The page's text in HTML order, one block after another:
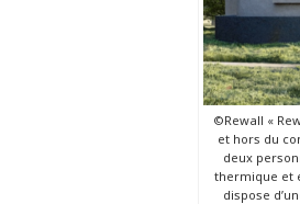
©Rewall «
et hors du
deux
thermique et
dispose